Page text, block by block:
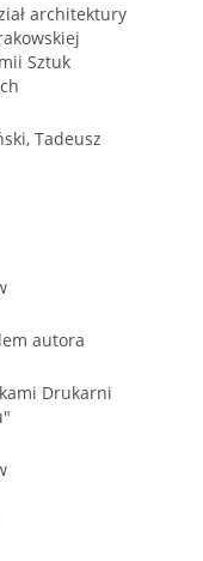
architektury
Sztuk
Tadeusz
autora
Drukarni